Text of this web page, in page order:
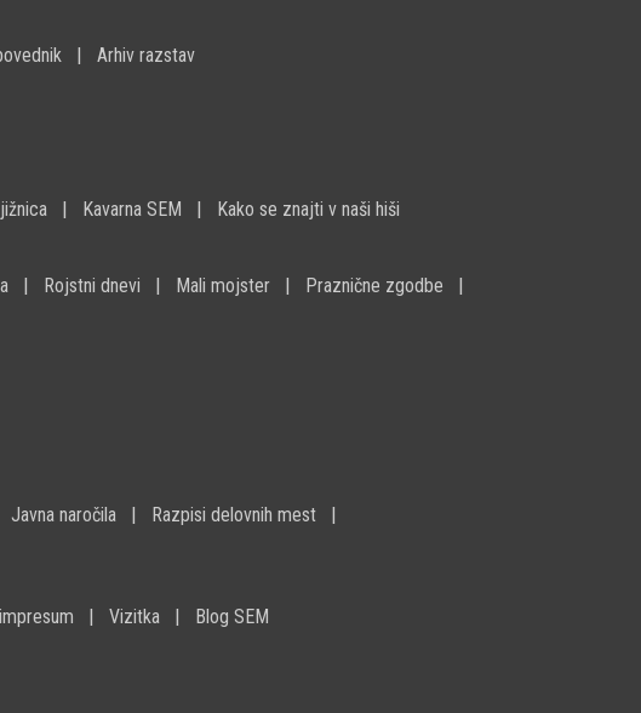
Arhiv razstav
Kavarna SEM Kako se znajti v naši hiši
Rojstni dnevi Mali mojster
Praznične zgodbe
Javna naročila
Razpisi delovnih mest
Vizitka Blog SEM